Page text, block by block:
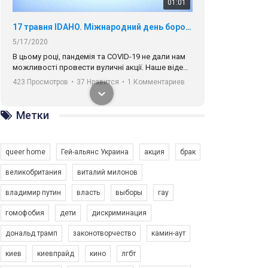
01:01
17 травня IDAHO. Міжнародний день боротьби з гомофобією трансфобією і біфобія.
5/17/2020
В цьому році, пандемія та COVІD-19 не дали нам
можливості провести вуличні акції. Наше відео-
звернення про те, що навіть коли ми у різних
містах та не можемо зустрінеться, ми разом. Ми
закликаємо всіх хто поділяє цінності рівності та
солідарності, приєднатися до нас. Регіональні
підрозділи ГАУ є в 16 областях України.
423 Просмотров • 37 Нравится • 1 Комментариев
Зупинимо насильство проти ЛГБТ в Україні! Stop violence against LGBT in Ukraine!
Емоційний та вражаючий промо-ролік на
Метки
queer home Гей-альянс Украина акция брак
великобритания виталий милонов
владимир путин власть выборы гау
гомофобия дети дискриминация
дональд трамп законотворчество камин-аут
киев киевпрайд кино лгбт